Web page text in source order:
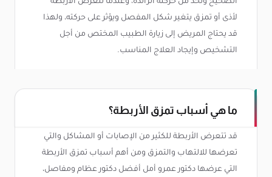
الصحيح وتحد من حركته الزائدة، وعندما تتعرض الأربطة
لأذى أو تمزق يتغير شكل المفصل ويؤثر على حركته، ولهذا
قد يحتاج المريض إلى زيارة الطبيب المختص من أجل
التشخيص وإيجاد العلاج المناسب.
ما هي أسباب تمزق الأربطة؟
قد تتعرض الأربطة للكثير من الإصابات أو المشاكل والتي
تعرضها للالتهاب والتمزق ومن أهم أسباب تمزق الأربطة
التي عرضها دكتور عمرو أمل أفضل دكتور عظام ومفاصل،